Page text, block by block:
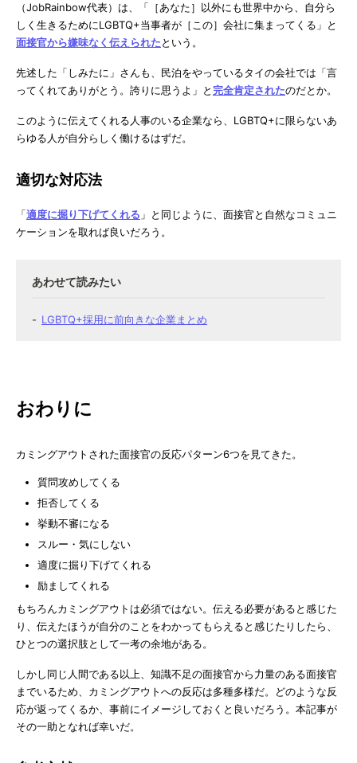
（JobRainbow代表）は、「［あなた］以外にも世界中から、自分ら
しく生きるためにLGBTQ+当事者が［この］会社に集まってくる」と
面接官から嫌味なく伝えられたという。
先述した「しみたに」さんも、民泊をやっているタイの会社では「言
ってくれてありがとう。誇りに思うよ」と 完全肯定されたのだとか。
このように伝えてくれる人事のいる企業なら、LGBTQ+に限らないあ
らゆる人が自分らしく働けるはずだ。
適切な対応法
「適度に掘り下げてくれる 」と同じように、面接官と自然なコミュニ
ケーションを取れば良いだろう。
LGBTQ+採用に前向きな企業まとめ
おわりに
カミングアウトされた面接官の反応パターン6つを見てきた。
質問攻めしてくる
拒否してくる
挙動不審になる
スルー・気にしない
適度に掘り下げてくれる
励ましてくれる
もちろんカミングアウトは必須ではない。伝える必要があると感じた
り、伝えたほうが自分のことをわかってもらえると感じたりしたら、
ひとつの選択肢として一考の余地がある。
しかし同じ人間である以上、知識不足の面接官から力量のある面接官
までいるため、カミングアウトへの反応は多種多様だ。どのような反
応が返ってくるか、事前にイメージしておくと良いだろう。本記事が
その一助となれば幸いだ。